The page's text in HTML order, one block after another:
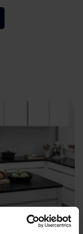
Ladda ner
Ladda ner